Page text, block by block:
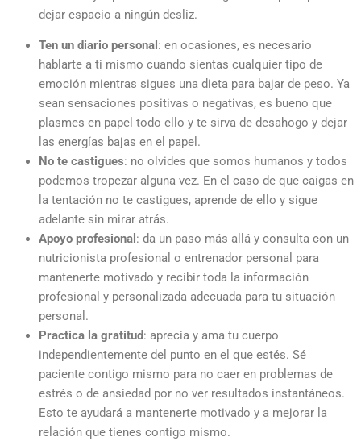
dejar espacio a ningún desliz.
Ten un diario personal : en ocasiones, es necesario
hablarte a ti mismo cuando sientas cualquier tipo de
emoción mientras sigues una dieta para bajar de peso. Ya
sean sensaciones positivas o negativas, es bueno que
plasmes en papel todo ello y te sirva de desahogo y dejar
las energías bajas en el papel.
No te castigues: no olvides que somos humanos y todos
podemos tropezar alguna vez. En el caso de que caigas en
la tentación no te castigues, aprende de ello y sigue
adelante sin mirar atrás.
Apoyo profesional : da un paso más allá y consulta con un
nutricionista profesional o entrenador personal para
mantenerte motivado y recibir toda la información
profesional y personalizada adecuada para tu situación
personal.
Practica la gratitud: aprecia y ama tu cuerpo
independientemente del punto en el que estés. Sé
paciente contigo mismo para no caer en problemas de
estrés o de ansiedad por no ver resultados instantáneos.
Esto te ayudará a mantenerte motivado y a mejorar la
relación que tienes contigo mismo.